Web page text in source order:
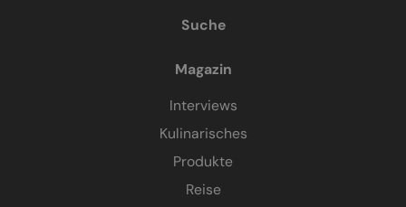
Suche
Magazin
Interviews
Kulinarisches
Produkte
Reise